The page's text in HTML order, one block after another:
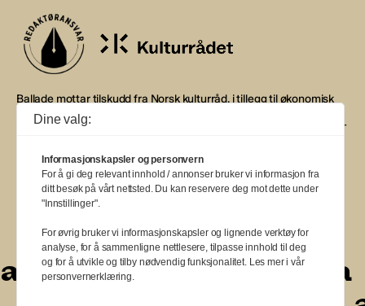
Ballade mottar tilskudd fra Norsk kulturråd, i tillegg til økonomisk
støtte fra eierne NOPA, Norsk komponistforening og
Musikkforleggerne. Ballade drives etter Redaktør- og Vær Varsom-
BALLADE — NORGES MUSIKKMAGASIN
aaa
aa
aa
a
Dine valg:
Informasjonskapsler og personvern
For å gi deg relevant innhold / annonser bruker vi informasjon fra
ditt besøk på vårt nettsted. Du kan reservere deg mot dette under
"Innstillinger".
For øvrig bruker vi informasjonskapsler og lignende verktøy for
analyse, for å sammenligne nettlesere, tilpasse innhold til deg
og for å utvikle og tilby nødvendig funksjonalitet. Les mer i vår
personvernerklæring.